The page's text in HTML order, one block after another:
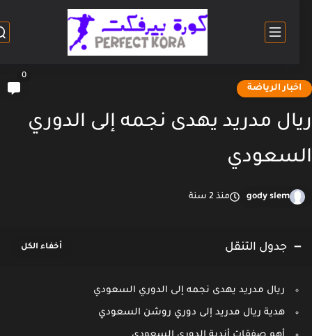
الرياضة
مدريد يهدى نجمه إلى الدوري
gody slem منذ 2 سنة
جدول التنقل
ريال مدريد يهدى نجمه إلى الدوري السعودي
هدية ريال مدريد إلى دوري روشن السعودي